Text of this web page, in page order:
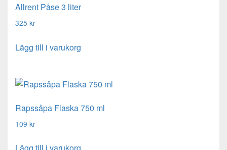
Allrent Påse 3 liter
325 kr
Lägg till i varukorg
Rapssåpa Flaska 750 ml
109 kr